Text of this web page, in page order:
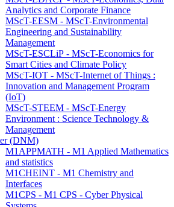
Analytics and Corporate Finance
MScT-EESM - MScT-Environmental
Engineering and Sustainability
Management
MScT-ESCLiP - MScT-Economics for
Smart Cities and Climate Policy
MScT-IOT - MScT-Internet of Things :
Innovation and Management Program
(IoT)
MScT-STEEM - MScT-Energy
Environment : Science Technology &
Management
(DNM)
M1APPMATH - M1 Applied Mathematics
and statistics
M1CHEINT - M1 Chemistry and
Interfaces
M1CPS - M1 CPS - Cyber Physical